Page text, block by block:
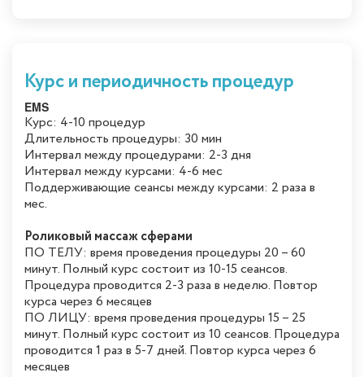
Курс и периодичность процедур
EMS
Курс: 4-10 процедур
Длительность процедуры: 30 мин
Интервал между процедурами: 2-3 дня
Интервал между курсами: 4-6 мес
Поддерживающие сеансы между курсами: 2 раза в
мес.
Роликовый массаж сферами
ПО ТЕЛУ: время проведения процедуры 20 – 60
минут. Полный курс состоит из 10-15 сеансов.
Процедура проводится 2-3 раза в неделю. Повтор
курса через 6 месяцев
ПО ЛИЦУ: время проведения процедуры 15 – 25
минут. Полный курс состоит из 10 сеансов. Процедура
проводится 1 раз в 5-7 дней. Повтор курса через 6
месяцев